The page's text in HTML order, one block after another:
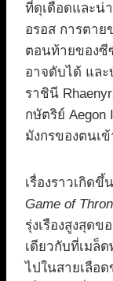
ที่ดุเดือดและน่
อรอส การตาย
ตอนท้ายของซี
อาจดับได้ และ
ราชินี
กษัตริย์ Aegon
มังกรของตนเ
เรื่องราวเกิด
Game of
รุ่งเรืองสูงสุดข
เดียวกับที่เมล็
ไปในสายเลือ